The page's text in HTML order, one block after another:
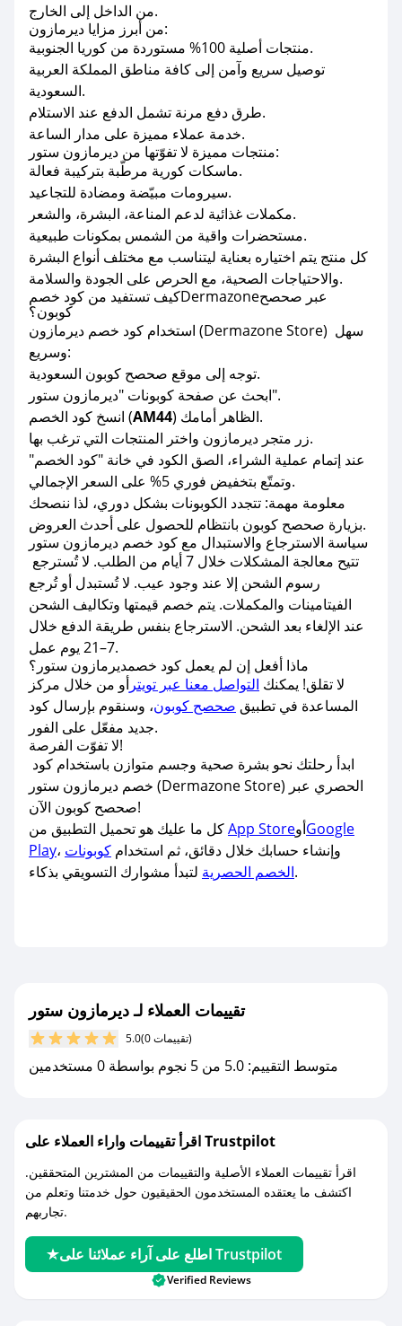
من الداخل إلى الخارج.
من أبرز مزايا ديرمازون:
منتجات أصلية 100% مستوردة من كوريا الجنوبية.
توصيل سريع وآمن إلى كافة مناطق المملكة العربية
السعودية.
طرق دفع مرنة تشمل الدفع عند الاستلام.
خدمة عملاء مميزة على مدار الساعة.
منتجات مميزة لا تفوّتها من ديرمازون ستور:
ماسكات كورية مرطّبة بتركيبة فعالة.
سيرومات مبيّضة ومضادة للتجاعيد.
مكملات غذائية لدعم المناعة، البشرة، والشعر.
مستحضرات واقية من الشمس بمكونات طبيعية.
كل منتج يتم اختياره بعناية ليتناسب مع مختلف أنواع البشرة
والاحتياجات الصحية، مع الحرص على الجودة والسلامة.
كيف تستفيد من كود خصمDermazoneعبر صحصح
كوبون؟
استخدام كود خصم ديرمازون (Dermazone Store) سهل
وسريع:
توجه إلى موقع صحصح كوبون السعودية.
ابحث عن صفحة كوبونات "ديرمازون ستور".
انسخ كود الخصم (AM44
) الظاهر أمامك.
زر متجر ديرمازون واختر المنتجات التي ترغب بها.
عند إتمام عملية الشراء، الصق الكود في خانة "كود الخصم"
وتمتّع بتخفيض فوري 5% على السعر الإجمالي.
معلومة مهمة: تتجدد الكوبونات بشكل دوري، لذا ننصحك
بزيارة صحصح كوبون بانتظام للحصول على أحدث العروض.
رسوم الشحن إلا عند وجود عيب. لا تُستبدل أو تُرجع
الفيتامينات والمكملات. يتم خصم قيمتها وتكاليف الشحن
عند الإلغاء بعد الشحن. الاسترجاع بنفس طريقة الدفع خلال
7–21 يوم عمل.
لا تقلق! يمكنك التواصل معنا عبر تويتر أو من خلال مركز
المساعدة في تطبيق صحصح كوبون، وسنقوم بإرسال كود
جديد مفعّل على الفور.
لا تفوّت الفرصة!
خصم ديرمازون ستور (Dermazone Store) الحصري عبر
صحصح كوبون الآن!
App StoreأوGoogle
Play
، وإنشاء حسابك خلال دقائق، ثم استخدام كوبونات
الخصم الحصريةلتبدأ مشوارك التسويقي بذكاء.
تقييمات العملاء لـ ديرمازون ستور
5.0 (0 تقييمات)
متوسط التقييم: 5.0 من 5 نجوم بواسطة 0 مستخدمين
اقرأ تقييمات واراء العملاء على Trustpilot
اقرأ تقييمات العملاء الأصلية والتقييمات من المشترين المتحققين.
اكتشف ما يعتقده المستخدمون الحقيقيون حول خدمتنا وتعلم من
تجاربهم.
اطلع على آراء عملائنا على Trustpilot
Verified Reviews